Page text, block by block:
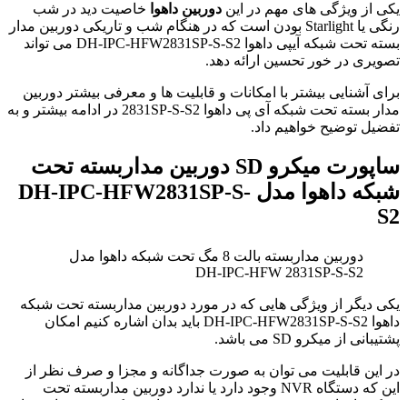
یکی از ویژگی های مهم در این دوربین داهوا خاصیت دید در شب
رنگی یا Starlight بودن است که در هنگام شب و تاریکی دوربین مدار
بسته تحت شبکه آیپی داهوا DH-IPC-HFW2831SP-S-S2 می تواند
تصویری در خور تحسین ارائه دهد.
برای آشنایی بیشتر با امکانات و قابلیت ها و معرفی بیشتر دوربین
مدار بسته تحت شبکه آی پی داهوا 2831SP-S-S2 در ادامه بیشتر و به
تفضیل توضیح خواهیم داد.
ساپورت میکرو SD دوربین مداربسته تحت
شبکه داهوا مدل DH-IPC-HFW2831SP-S-
S2
دوربین مداربسته بالت 8 مگ تحت شبکه داهوا مدل
DH-IPC-HFW 2831SP-S-S2
یکی دیگر از ویژگی هایی که در مورد دوربین مداربسته تحت شبکه
داهوا DH-IPC-HFW2831SP-S-S2 باید بدان اشاره کنیم امکان
پشتیبانی از میکرو SD می باشد.
در این قابلیت می توان به صورت جداگانه و مجزا و صرف نظر از
این که دستگاه NVR وجود دارد یا ندارد دوربین مداربسته تحت